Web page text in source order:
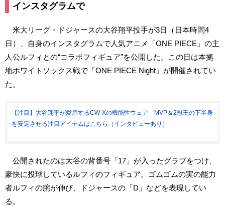
インスタグラムで
米大リーグ・ドジャースの大谷翔平投手が3日（日本時間4
日）、自身のインスタグラムで人気アニメ「ONE PIECE」の主
人公ルフィとの“コラボフィギュア”を公開した。この日は本拠
地ホワイトソックス戦で「ONE PIECE Night」が開催されてい
た。
【注目】大谷翔平が愛用するCW-Xの機能性ウェア MVP＆2冠王の下半身
を安定させる注目アイテムはこちら（インタビューあり）
公開されたのは大谷の背番号「17」が入ったグラブをつけ、
豪快に投球しているルフィのフィギュア。ゴムゴムの実の能力
者ルフィの腕が伸び、ドジャースの「D」などを表現してい
る。